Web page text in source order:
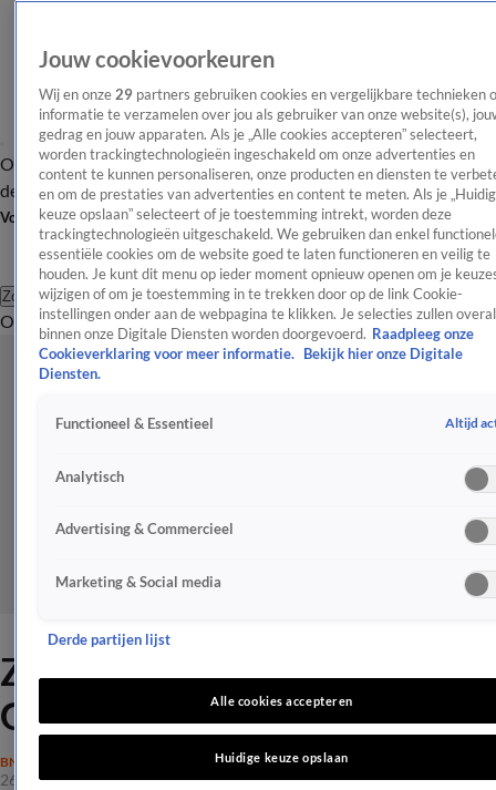
OverzichtAfleveringen Entertainment TV Algemeen
Tip
de redactieNieuwsbrief
Volg Shownieuws
Zoeken
OverzichtEntertainmentSpraakmakendRealityCrimeVideo's
ZIEN: Eerste beelden nieuwe
Gooische Vrouwen
BN'ERS
26 apr 2024, 10:53
Jouw cookievoorkeuren
Wij en onze 29 partners gebruiken cookies en vergelijkbare technieken
informatie te verzamelen over jou als gebruiker van onze website(s),
gedrag en jouw apparaten. Als je „Alle cookies accepteren” selecteert,
worden trackingtechnologieën ingeschakeld om onze advertenties en
content te kunnen personaliseren, onze producten en diensten te
en om de prestaties van advertenties en content te meten. Als je
keuze opslaan” selecteert of je toestemming intrekt, worden deze
trackingtechnologieën uitgeschakeld. We gebruiken dan enkel
essentiële cookies om de website goed te laten functioneren en veilig te
houden. Je kunt dit menu op ieder moment opnieuw openen om je
wijzigen of om je toestemming in te trekken door op de link Cookie-
instellingen onder aan de webpagina te klikken. Je selecties zullen overal
binnen onze Digitale Diensten worden doorgevoerd. Raadpleeg onze
Cookieverklaring voor meer informatie.
Bekijk hier onze Digitale
Diensten.
Functioneel & Essentieel Altijd
Analytisch
Advertising & Commercieel
Marketing & Social media
Derde partijen lijst
Alle cookies accepteren
Huidige keuze opslaan